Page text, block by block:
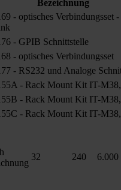
Bezeichnung
- optisches Verbindungsset -
- GPIB Schnittstelle
- optisches Verbindungsset
- RS232 und Analoge
- Rack Mount Kit IT-
- Rack Mount Kit IT-
- Rack Mount Kit IT-
32 240 6.000